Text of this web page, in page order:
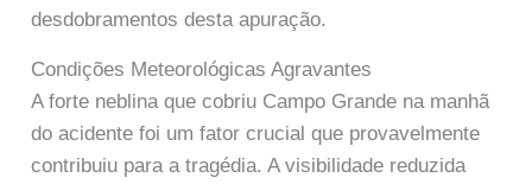
desdobramentos desta apuração.
Condições Meteorológicas Agravantes
A forte neblina que cobriu Campo Grande na manhã
do acidente foi um fator crucial que provavelmente
contribuiu para a tragédia. A visibilidade reduzida